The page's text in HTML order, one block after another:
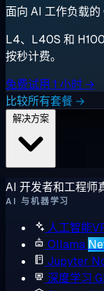
面向 AI 工作负载的
L4、L40S 和
按秒计费。
免费试用 1 小时 →
比较所有套餐 →
AI 开发者和工程师
AI 与机器学习
人工智能
Ollama
Jupyter
深度学习